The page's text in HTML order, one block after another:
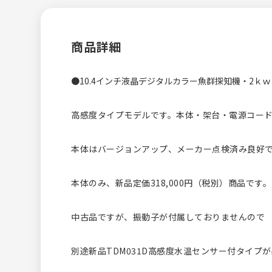
商品詳細
●10.4インチ液晶デジタルカラー魚群探知機・2ｋｗ
高感度タイプモデルです。本体・架台・電源コー
本体はバージョンアップ、メーカー点検済み良好で
本体のみ、新品定価318,000円（税別）商品です。
中古品ですが、振動子が付属しておりませんので
別途新品TDM031D高感度水温センサー付タイプが